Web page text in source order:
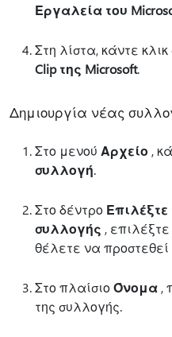
Εργαλεία του
Στη λίστα, κάντε
Clip της Microsoft.
Δημιουργία νέας
Στο μενού Αρχείο ,
συλλογή.
Στο δέντρο
συλλογής ,
θέλετε να
Στο πλαίσιοΌνομα ,
της συλλογής.